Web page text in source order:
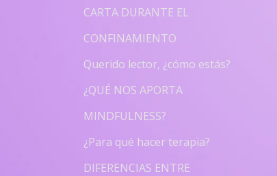
CARTA DURANTE EL
CONFINAMIENTO
Querido lector, ¿cómo estás?
¿QUÉ NOS APORTA
MINDFULNESS?
¿Para qué hacer terapia?
DIFERENCIAS ENTRE